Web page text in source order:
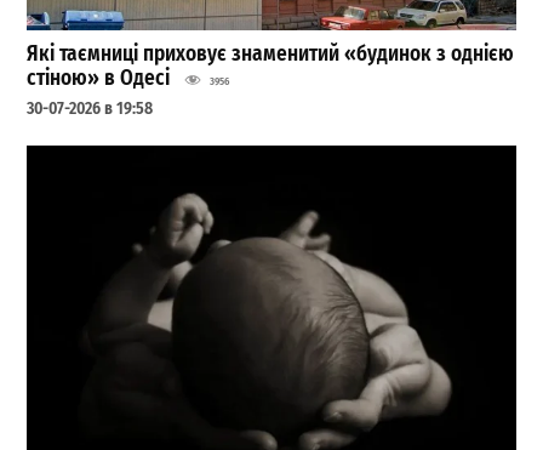
Які таємниці приховує знаменитий «будинок з однією
стіною» в Одесі
3956
30-07-2026 в 19:58